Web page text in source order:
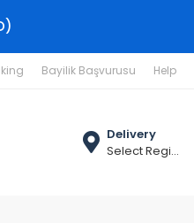
Bayilik Başvurusu Help
Delivery
Select Region